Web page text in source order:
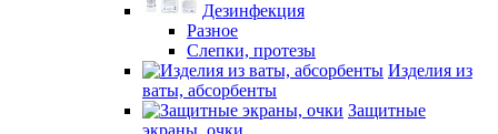
Дезинфекция
Разное
Слепки, протезы
Изделия из
ваты, абсорбенты
Защитные
экраны, очки